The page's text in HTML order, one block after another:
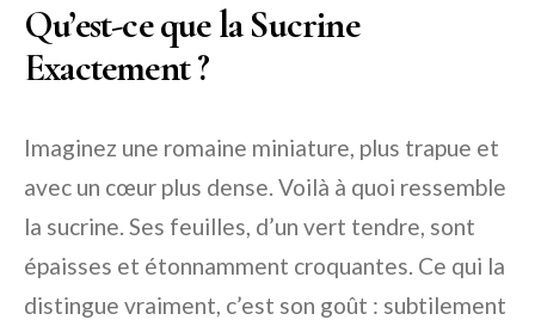
Qu’est-ce que la Sucrine
Exactement ?
Imaginez une romaine miniature, plus trapue et
avec un cœur plus dense. Voilà à quoi ressemble
la sucrine. Ses feuilles, d’un vert tendre, sont
épaisses et étonnamment croquantes. Ce qui la
distingue vraiment, c’est son goût : subtilement